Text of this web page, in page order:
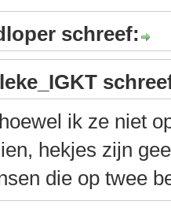
schreef:
ik ze niet
hekjes zijn
die op twee